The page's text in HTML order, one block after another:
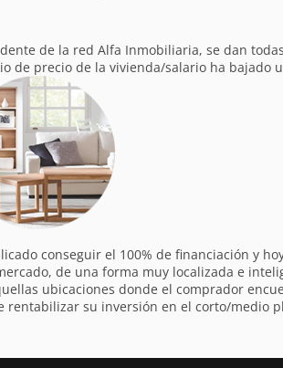
de la red Alfa Inmobiliaria, se dan
de precio de la vivienda/salario ha bajado
conseguir el 100% de financiación y
de una forma muy localizada e
ubicaciones donde el comprador
su inversión en el corto/medio